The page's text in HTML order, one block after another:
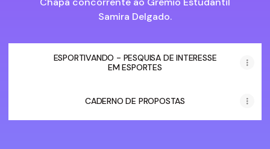
Samira Delgado.
ESPORTIVANDO - PESQUISA DE INTERESSE
EM ESPORTES
CADERNO DE PROPOSTAS